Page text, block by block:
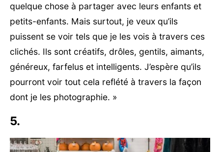
quelque chose à partager avec leurs enfants et
petits-enfants. Mais surtout, je veux qu’ils
puissent se voir tels que je les vois à travers ces
clichés. Ils sont créatifs, drôles, gentils, aimants,
généreux, farfelus et intelligents. J’espère qu’ils
pourront voir tout cela reflété à travers la façon
dont je les photographie. »
5.